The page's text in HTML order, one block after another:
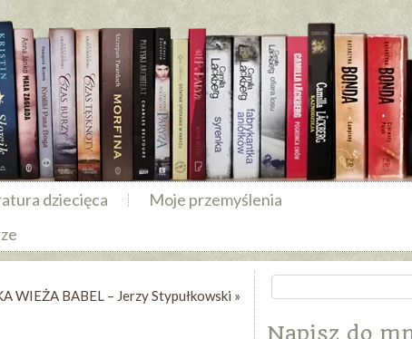
dziecięca
Moje przemyślenia
WIEŻA BABEL – Jerzy Stypułkowski »
Napisz do